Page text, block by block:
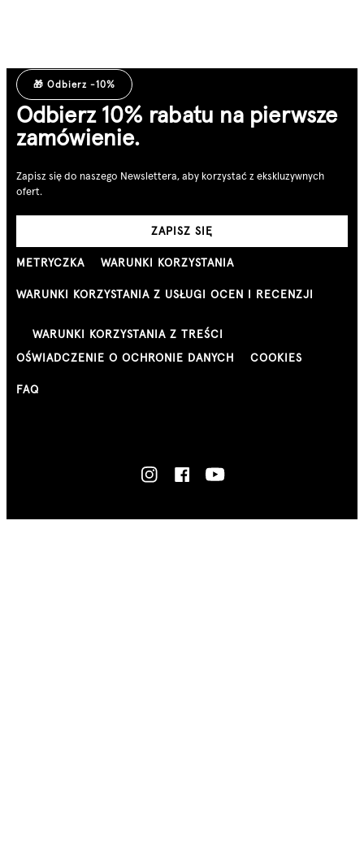
🎁 Odbierz -10%
Odbierz 10% rabatu na pierwsze
zamówienie.
Zapisz się do naszego Newslettera, aby korzystać z ekskluzywnych
ofert.
ZAPISZ SIĘ
METRYCZKA WARUNKI KORZYSTANIA
WARUNKI KORZYSTANIA Z USŁUGI OCEN I RECENZJI
WARUNKI KORZYSTANIA Z TREŚCI
OŚWIADCZENIE O OCHRONIE DANYCH
COOKIES
FAQ